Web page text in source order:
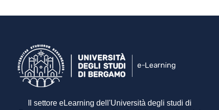
Il settore eLearning dell'Università degli studi di